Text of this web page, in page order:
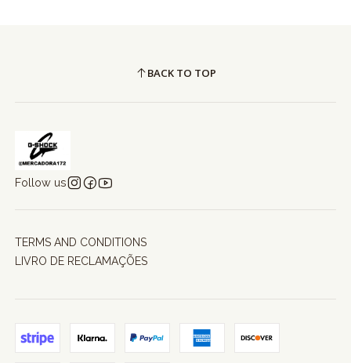
BACK TO TOP
Follow us
TERMS AND CONDITIONS
LIVRO DE RECLAMAÇÕES